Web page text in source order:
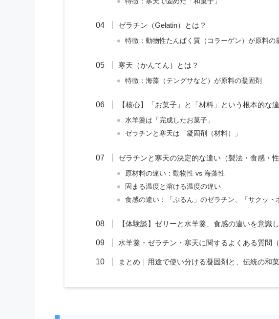
ゼラチン（Gelatin）とは？
特徴：動物性たんぱく質（コラーゲン）が原料の
寒天（かんてん）とは？
特徴：海藻（テングサなど）が原料の凝固剤
【核心】「お菓子」と「材料」という根本的な
水羊羹は「完成したお菓子」
ゼラチンと寒天は「凝固剤（材料）」
ゼラチンと寒天の決定的な違い（製法・食感・性
原材料の違い：動物性 vs 海藻性
固まる温度と溶ける温度の違い
食感の違い：「ぷるん」のゼラチン、「サクッ・
【体験談】ゼリーと水羊羹、食感の違いを意識
水羊羹・ゼラチン・寒天に関するよくある質問（
まとめ｜用途で使い分ける凝固剤と、伝統の和